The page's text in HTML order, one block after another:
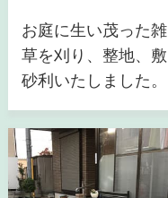
お庭に生い茂った雑
草を刈り、整地、敷
砂利いたしました。